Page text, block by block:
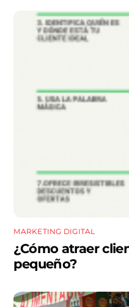
MARKETING DIGITAL
¿Cómo atraer
pequeño?